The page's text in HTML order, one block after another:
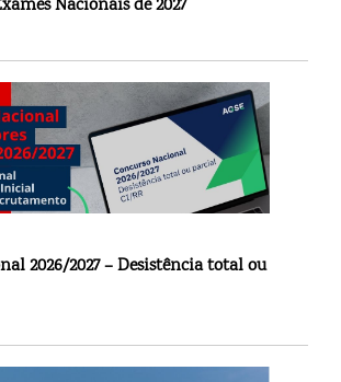
Nacionais de 2027
2026/2027 – Desistência total ou